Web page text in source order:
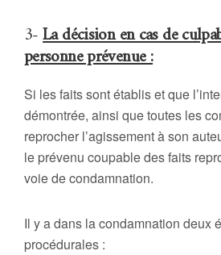
3-La décision en cas de
personne prévenue :
Si les faits sont établis et que
démontrée, ainsi que toutes les
reprocher l’agissement à son
le prévenu coupable des faits
voie de condamnation.
Il y a dans la condamnation deux
procédurales :